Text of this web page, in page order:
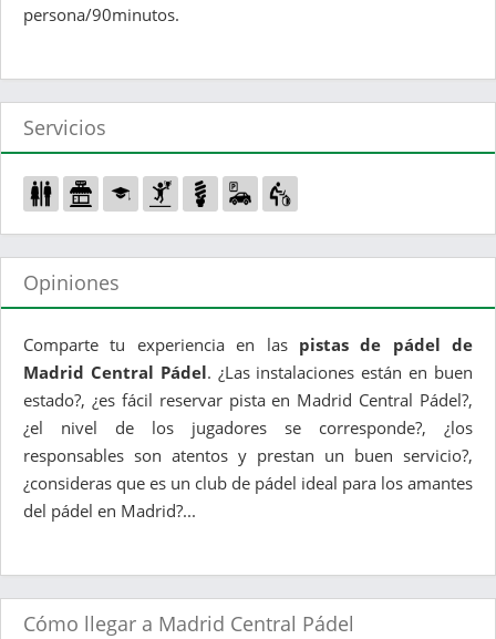
persona/90minutos.
Servicios
Opiniones
Comparte tu experiencia en las pistas de pádel de
Madrid Central Pádel. ¿Las instalaciones están en buen
estado?, ¿es fácil reservar pista en Madrid Central Pádel?,
¿el nivel de los jugadores se corresponde?, ¿los
responsables son atentos y prestan un buen servicio?,
¿consideras que es un club de pádel ideal para los amantes
del pádel en Madrid?...
Cómo llegar a Madrid Central Pádel